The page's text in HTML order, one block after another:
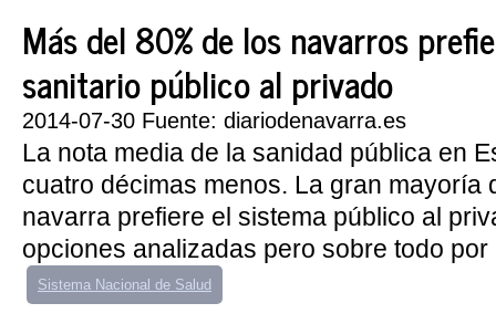
Más del 80% de los navarros
sanitario público al privado
2014-07-30 Fuente: diariodenavarra.es
La nota media de la sanidad pública en
cuatro décimas menos. La gran mayoría
navarra prefiere el sistema público al
opciones analizadas pero sobre todo por
Sistema Nacional de Salud